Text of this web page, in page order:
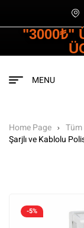
"3000₺"
MENU
Home Page
Şarjlı ve Kablolu
-5%